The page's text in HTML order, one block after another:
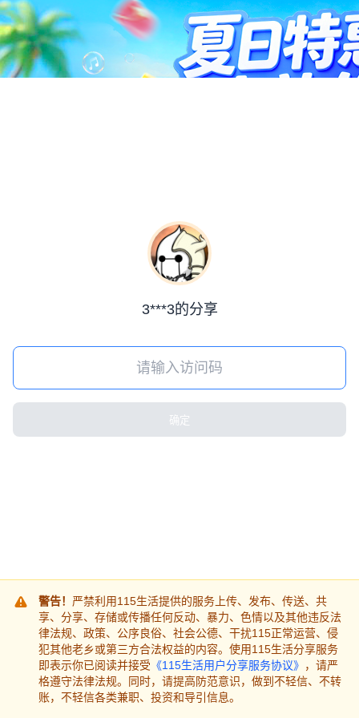
3***3的分享
确定
警告！ 严禁利用115生活提供的服务上传、发布、传送、共
享、分享、存储或传播任何反动、暴力、色情以及其他违反法
律法规、政策、公序良俗、社会公德、干扰115正常运营、侵
犯其他老乡或第三方合法权益的内容。使用115生活分享服务
即表示你已阅读并接受 《115生活用户分享服务协议》 ，请严
格遵守法律法规。同时，请提高防范意识，做到不轻信、不转
账，不轻信各类兼职、投资和导引信息。